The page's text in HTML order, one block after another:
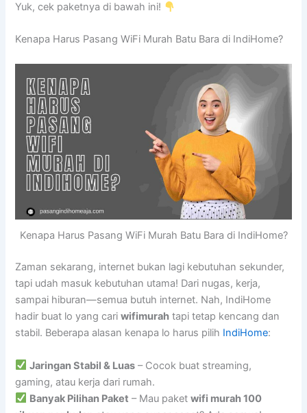
Yuk, cek paketnya di bawah ini!
Kenapa Harus Pasang WiFi Murah Batu Bara di IndiHome?
Kenapa Harus Pasang WiFi Murah Batu Bara di IndiHome?
Zaman sekarang, internet bukan lagi kebutuhan sekunder,
tapi udah masuk kebutuhan utama! Dari nugas, kerja,
sampai hiburan—semua butuh internet. Nah, IndiHome
hadir buat lo yang cariwifimurah tapi tetap kencang dan
stabil. Beberapa alasan kenapa lo harus pilih IndiHome:
Jaringan Stabil & Luas – Cocok buat streaming,
gaming, atau kerja dari rumah.
Banyak Pilihan Paket – Mau paketwifi murah 100